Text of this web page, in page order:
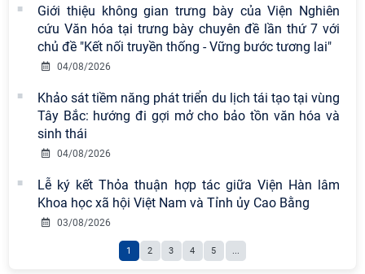
Giới thiệu không gian trưng bày của Viện Nghiên
cứu Văn hóa tại trưng bày chuyên đề lần thứ 7 với
chủ đề "Kết nối truyền thống - Vững bước tương lai"
04/08/2026
Khảo sát tiềm năng phát triển du lịch tái tạo tại vùng
Tây Bắc: hướng đi gợi mở cho bảo tồn văn hóa và
sinh thái
04/08/2026
Lễ ký kết Thỏa thuận hợp tác giữa Viện Hàn lâm
Khoa học xã hội Việt Nam và Tỉnh ủy Cao Bằng
03/08/2026
1 2 3 4 5 ...
Chi bộ Viện Sử học tổ chức Tọa đàm
chuyên đề: Đẩy mạnh học tập, thực
hành tư tưởng, đạo đức, phương
pháp, phong cách Hồ Chí Minh trong
Hội thảo khoa học quốc tế “Không
gian phát triển Việt Nam trong kỷ
nguyên mới: Định hướng chiến lược
vào thứ ba, ngày 28/7/2026
Hội nghị Lãnh đạo Viện Hàn lâm
Khoa học xã hội Việt Nam làm việc
với Ban Chủ nhiệm các Chương trình